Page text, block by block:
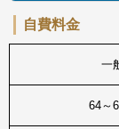
自費料金
一
64～